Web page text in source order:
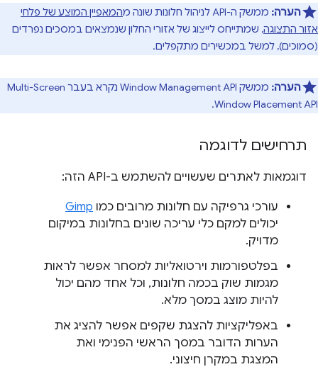
הערה: ממשק ה-API לניהול חלונות שונה מ
המאפיין המוצע של פלחי
אזור התצוגה, שמתייחס לייצוג של אזורי החלון שנמצאים במסכים נפרדים
(סמוכים), למשל במכשירים מתקפלים.
הערה:
ממשק Window Management API נקרא בעבר Multi-Screen
Window Placement API.
תרחישים לדוגמה
דוגמאות לאתרים שעשויים להשתמש ב-API הזה:
עורכי גרפיקה עם חלונות מרובים כמו Gimp
יכולים למקם כלי עריכה שונים בחלונות במיקום
מדויק.
בפלטפורמות וירטואליות למסחר אפשר לראות
מגמות שוק בכמה חלונות, וכל אחד מהם יכול
להיות מוצג במסך מלא.
באפליקציות להצגת שקפים אפשר להציג את
הערות הדובר במסך הראשי הפנימי ואת
המצגת במקרן חיצוני.